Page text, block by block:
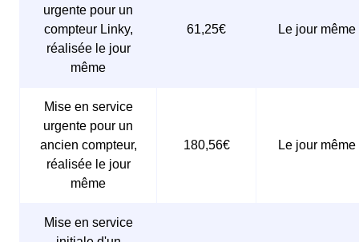
urgente pour un
compteur Linky,
réalisée le jour
même
61,25€ Le jour même
Mise en service
urgente pour un
ancien compteur,
réalisée le jour
même
180,56€ Le jour même
Mise en service